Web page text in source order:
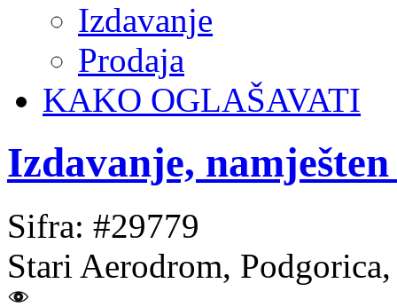
Izdavanje
Prodaja
KAKO OGLAŠAVATI
Izdavanje,
Sifra: #29779
Stari Aerodrom,